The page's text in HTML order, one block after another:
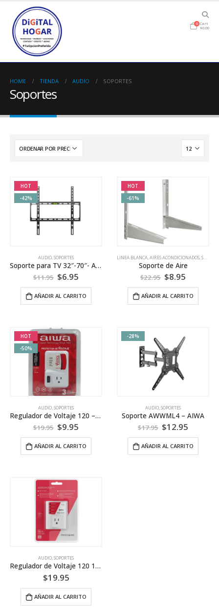
0 Cart
$0.00
HOME TIENDA AUDIO SOPORTES
Soportes
HOT
-42%
AUDIO SOPORTES
Soporte para TV 32″-70″- AIWA
$11.95 $6.95
AÑADIR AL CARRITO
HOT
-61%
LINEA BLANCA AIRES ACONDICIONADOS SOPORTES
Soporte de Aire
$22.95 $8.95
AÑADIR AL CARRITO
HOT
-50%
AUDIO,SOPORTES
Regulador de Voltaje 120 – AIWA
$19.95 $9.95
AÑADIR AL CARRITO
-28%
AUDIO,SOPORTES
Soporte AWWML4 – AIWA
$17.95 $12.95
AÑADIR AL CARRITO
AUDIO,SOPORTES
Regulador de Voltaje 120 15A- Frigidaire
$19.95
AÑADIR AL CARRITO